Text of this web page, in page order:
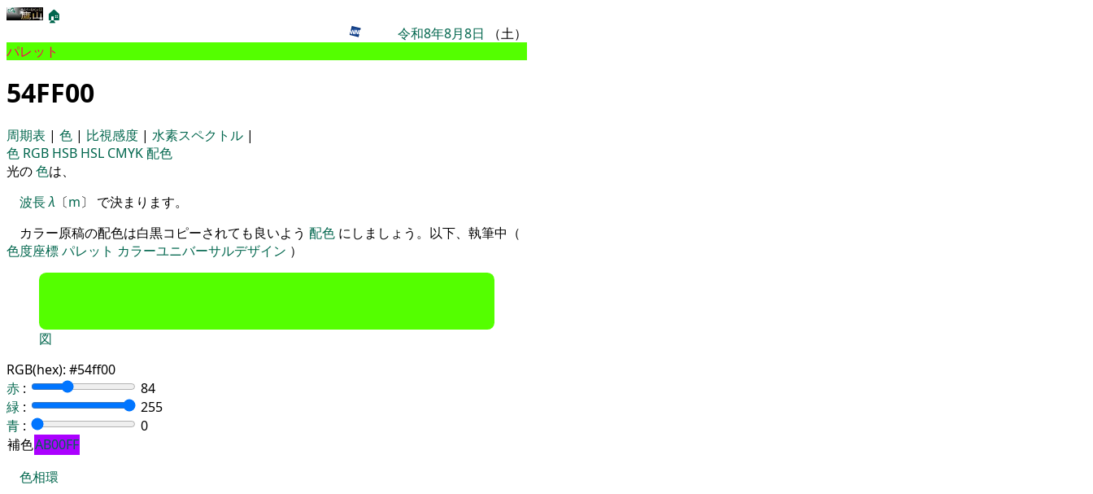
🏠
令和8年8月8日 （土）
パレット
54FF00
周期表 | 色 | 比視感度 | 水素スペクトル |
色 RGB HSB HSL CMYK配色
光の色は、
波長λ 〔m〕 で決まります。
カラー原稿の配色は白黒コピーされても良いよう 配色 にしましょう。以下、執筆中（
色度座標パレット カラーユニバーサルデザイン ）
図
RGB(hex): #54ff00
赤 :
84
緑 :
255
青 :
0
補色AB00FF
色相環